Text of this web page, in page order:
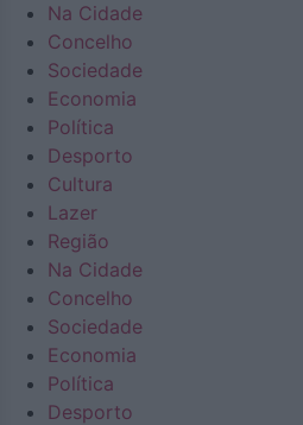
Na Cidade
Concelho
Sociedade
Economia
Política
Desporto
Cultura
Lazer
Região
Na Cidade
Concelho
Sociedade
Economia
Política
Desporto